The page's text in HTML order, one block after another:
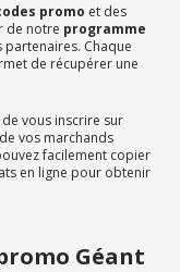
promo et des
de notre programme
Chaque
de récupérer une
vous inscrire sur
vos marchands
facilement copier
en ligne pour obtenir
Géant